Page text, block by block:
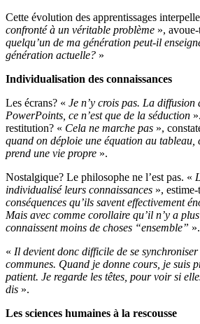
Cette évolution des apprentissages
confronté à un véritable problème »,
quelqu’un de ma génération peut-il
génération actuelle? »
Individualisation des connaissances
Les écrans? « Je n’y crois pas. La diffusion
PowerPoints, ce n’est que de la séduction
restitution? « Cela ne marche pas »,
quand on déploie une équation au tableau,
prend une vie propre ».
Nostalgique? Le philosophe ne l’est pas. «
individualisé leurs connaissances »,
conséquences qu’ils savent effectivement
Mais avec comme corollaire qu’il n’y a
connaissent moins de choses “ensemble” ».
« Il devient donc difficile de se
communes. Quand je donne cours, je suis
patient. Je regarde les têtes, pour voir si
dis ».
Les sciences humaines à la rescousse